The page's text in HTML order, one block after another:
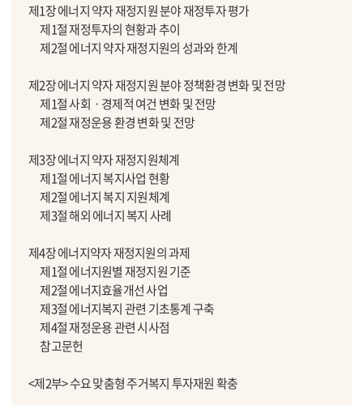
제1장 에너지 약자 재정지원 분야 재정투자 평가
제1절 재정투자의 현황과 추이
제2절 에너지 약자 재정지원의 성과와 한계
제2장 에너지 약자 재정지원 분야 정책환경 변화 및 전망
제1절 사회ㆍ경제적 여건 변화 및 전망
제2절 재정운용 환경 변화 및 전망
제3장 에너지 약자 재정지원체계
제1절 에너지 복지사업 현황
제2절 에너지 복지 지원체계
제3절 해외 에너지 복지 사례
제4장 에너지약자 재정지원의 과제
제1절 에너지원별 재정지원 기준
제2절 에너지효율개선 사업
제3절 에너지복지 관련 기초통계 구축
제4절 재정운용 관련 시사점
참고문헌
<제2부> 수요 맞춤형 주거복지 투자재원 확충